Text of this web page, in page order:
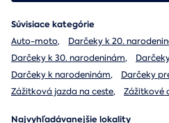
Súvisiace kategórie
Auto-moto, Darčeky k 20.
Darčeky k 30. narodeninám,
Darčeky k narodeninám, Darčeky
Zážitková jazda na ceste, Zážitkové
Najvyhľadávanejšie lokality